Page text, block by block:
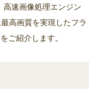
速画像処理エンジン
高画質を実現したフラ
ご紹介します。